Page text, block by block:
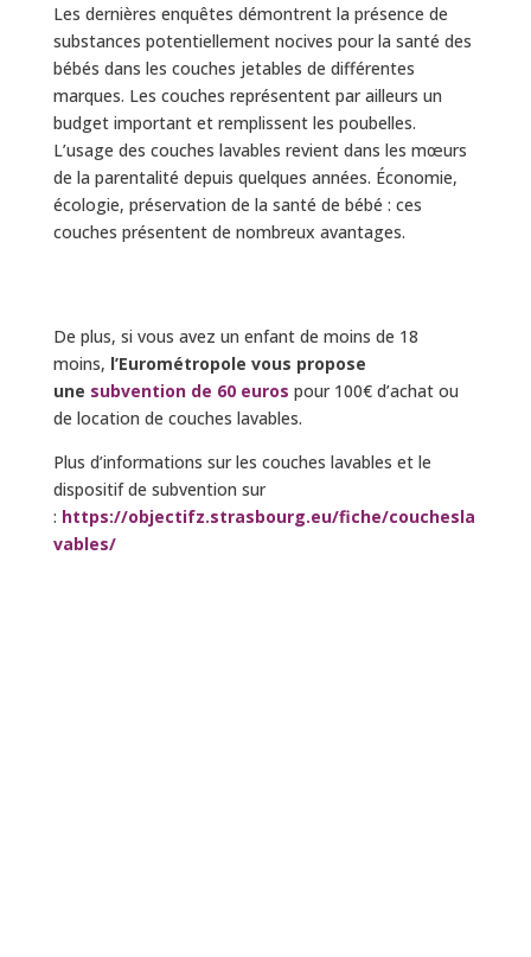
Les dernières enquêtes démontrent la présence de
substances potentiellement nocives pour la santé des
bébés dans les couches jetables de différentes
marques. Les couches représentent par ailleurs un
budget important et remplissent les poubelles.
L’usage des couches lavables revient dans les mœurs
de la parentalité depuis quelques années. Économie,
écologie, préservation de la santé de bébé : ces
couches présentent de nombreux avantages.
De plus, si vous avez un enfant de moins de 18
moins, l’Eurométropole vous propose
une subvention de 60 euros pour 100€ d’achat ou
de location de couches lavables.
Plus d’informations sur les couches lavables et le
dispositif de subvention sur
: https://objectifz.strasbourg.eu/fiche/couchesla
vables/